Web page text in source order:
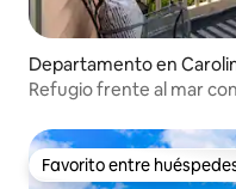
Departamento en
Refugio frente al mar
Favorito entre
Favorito entre